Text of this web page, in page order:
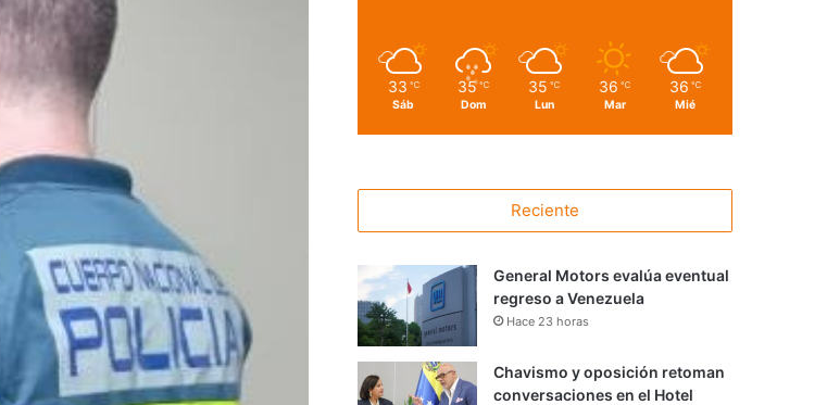
33 ℃
Sáb
35 ℃
Dom
35 ℃
Lun
36 ℃
Mar
36 ℃
Mié
Reciente
General Motors evalúa eventual
regreso a Venezuela
Hace 23 horas
Chavismo y oposición retoman
conversaciones en el Hotel